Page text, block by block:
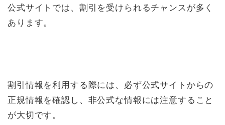
公式サイトでは、割引を受けられるチャンスが多く
あります。
割引情報を利用する際には、必ず公式サイトからの
正規情報を確認し、非公式な情報には注意すること
が大切です。